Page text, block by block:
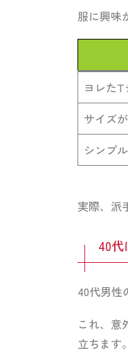
服に興味
ヨレたT
サイズ
シンプ
実際、派
40
40代男性
これ、意
立ちます。